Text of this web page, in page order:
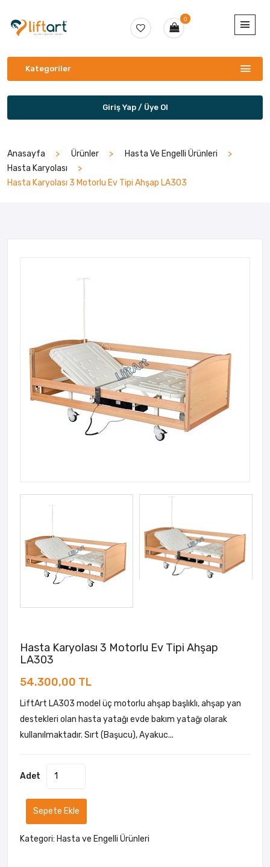
0
Kategoriler
Giriş Yap / Üye Ol
Anasayfa Ürünler
Hasta Ve Engelli Ürünleri
Hasta Karyolası
Hasta Karyolası 3 Motorlu Ev Tipi Ahşap LA303
Hasta Karyolası 3 Motorlu Ev Tipi Ahşap
LA303
54.300,00 TL
LiftArt LA303 model üç motorlu ahşap başlıklı, ahşap yan
destekleri olan hasta yatağı evde bakım yatağı olarak
kullanılmaktadır. Sırt (Başucu), Ayakuc...
Adet
Sepete Ekle
Kategori: Hasta ve Engelli Ürünleri